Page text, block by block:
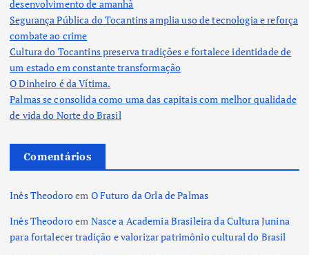
desenvolvimento de amanhã
Segurança Pública do Tocantins amplia uso de tecnologia e reforça
combate ao crime
Cultura do Tocantins preserva tradições e fortalece identidade de
um estado em constante transformação
O Dinheiro é da Vítima.
Palmas se consolida como uma das capitais com melhor qualidade
de vida do Norte do Brasil
Comentários
Inês Theodoroem O Futuro da Orla de Palmas
Inês Theodoroem Nasce a Academia Brasileira da Cultura Junina
para fortalecer tradição e valorizar patrimônio cultural do Brasil